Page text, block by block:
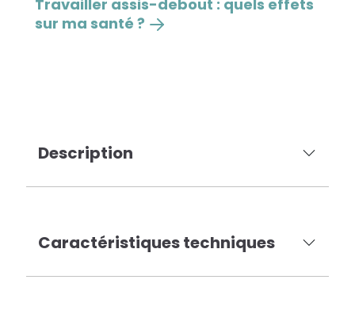
Travailler assis-debout : quels effets
sur ma santé ?
Description
Caractéristiques techniques